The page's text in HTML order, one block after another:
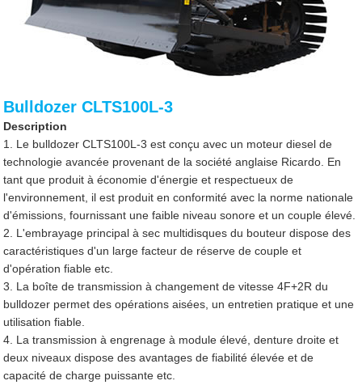
Bulldozer CLTS100L-3
Description
1. Le bulldozer CLTS100L-3 est conçu avec un moteur diesel de
technologie avancée provenant de la société anglaise Ricardo. En
tant que produit à économie d'énergie et respectueux de
l'environnement, il est produit en conformité avec la norme nationale
d'émissions, fournissant une faible niveau sonore et un couple élevé.
2. L'embrayage principal à sec multidisques du bouteur dispose des
caractéristiques d'un large facteur de réserve de couple et
d'opération fiable etc.
3. La boîte de transmission à changement de vitesse 4F+2R du
bulldozer permet des opérations aisées, un entretien pratique et une
utilisation fiable.
4. La transmission à engrenage à module élevé, denture droite et
deux niveaux dispose des avantages de fiabilité élevée et de
capacité de charge puissante etc.